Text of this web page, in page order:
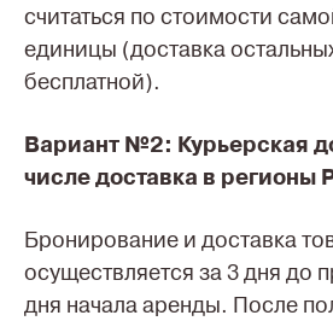
считаться по стоимости
единицы (доставка
бесплатной).
Вариант №2: Курьерская
числе доставка в регионы
Бронирование и доставка
осуществляется за 3 дня до
дня начала аренды. После